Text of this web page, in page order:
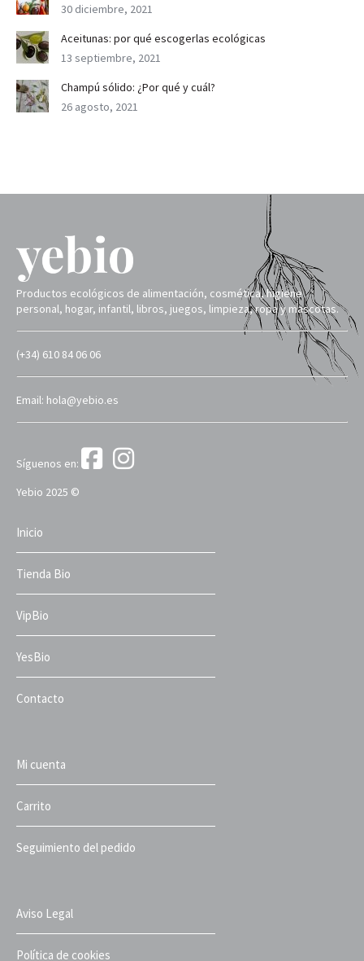
30 diciembre, 2021
Aceitunas: por qué escogerlas ecológicas
13 septiembre, 2021
Champú sólido: ¿Por qué y cuál?
26 agosto, 2021
Productos ecológicos de alimentación, cosmética, higiene
personal, hogar, infantil, libros, juegos, limpieza, ropa y mascotas.
(+34) 610 84 06 06
Email: hola@yebio.es
Síguenos en:
Yebio 2025 ©
Inicio
Tienda Bio
VipBio
YesBio
Contacto
Mi cuenta
Carrito
Seguimiento del pedido
Aviso Legal
Política de cookies